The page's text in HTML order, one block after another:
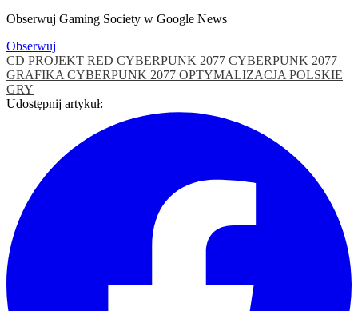
Obserwuj Gaming Society w Google News
Obserwuj
CD PROJEKT RED CYBERPUNK 2077 CYBERPUNK 2077
GRAFIKA CYBERPUNK 2077 OPTYMALIZACJA POLSKIE
GRY
Udostępnij artykuł: